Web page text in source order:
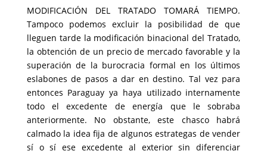
MODIFICACIÓN DEL TRATADO TOMARÁ TIEMPO.
Tampoco podemos excluir la posibilidad de que
lleguen tarde la modificación binacional del Tratado,
la obtención de un precio de mercado favorable y la
superación de la burocracia formal en los últimos
eslabones de pasos a dar en destino. Tal vez para
entonces Paraguay ya haya utilizado internamente
todo el excedente de energía que le sobraba
anteriormente. No obstante, este chasco habrá
calmado la idea fija de algunos estrategas de vender
sí o sí ese excedente al exterior sin diferenciar